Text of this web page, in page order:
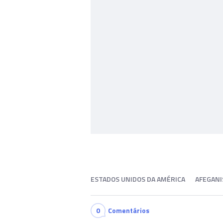
ESTADOS UNIDOS DA AMÉRICA
0 Comentários